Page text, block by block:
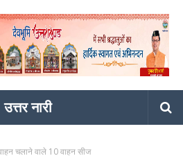
उत्तर नारी
चलाने वाले 10 वाहन सीज